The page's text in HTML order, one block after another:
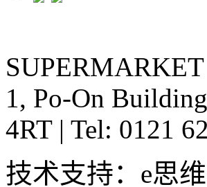
SUPERMARKET
1, Po-On Building
4RT | Tel: 0121
技术支持：e思